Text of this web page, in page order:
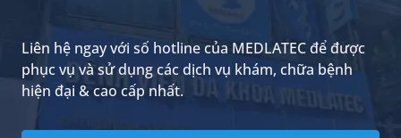
Liên hệ ngay với số hotline của MEDLATEC để được
phục vụ và sử dụng các dịch vụ khám, chữa bệnh
hiện đại & cao cấp nhất.